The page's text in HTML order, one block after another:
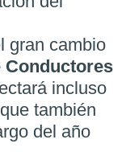
gran cambio
Conductores
incluso
también
del año